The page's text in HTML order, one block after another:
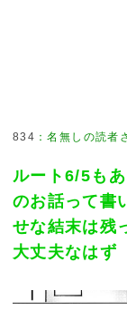
834 ：名無しの読者
ルート6/5も
のお話って書
せな結末は残
大丈夫なはず